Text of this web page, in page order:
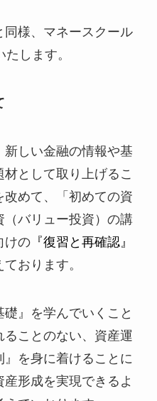
様、マネースクール
します。
しい金融の情報や基
として取り上げるこ
改めて、「初めての資
バリュー投資）の講
けの『復習と再確認』
おります。
』を学んでいくこと
ことのない、資産運
を身に着けることに
形成を実現できるよ